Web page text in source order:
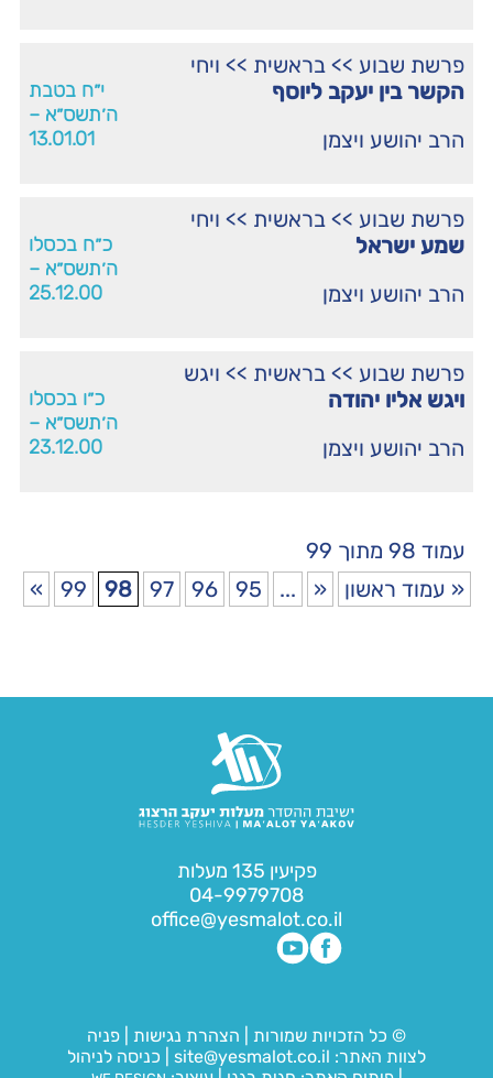
פרשת שבוע >> בראשית >> ויחי
הקשר בין יעקב ליוסף
הרב יהושע ויצמן
י״ח בטבת
ה׳תשס״א –
13.01.01
פרשת שבוע >> בראשית >> ויחי
שמע ישראל
הרב יהושע ויצמן
כ״ח בכסלו
ה׳תשס״א –
25.12.00
פרשת שבוע >> בראשית >> ויגש
ויגש אליו יהודה
הרב יהושע ויצמן
כ״ו בכסלו
ה׳תשס״א –
23.12.00
עמוד 98 מתוך 99
« עמוד ראשון
«
...
95
96
97
98
99
»
פקיעין 135 מעלות
04-9979708
office@yesmalot.co.il
© כל הזכויות שמורות הצהרת נגישות
פניה
לצוות האתר: site@yesmalot.co.il
כניסה לניהול